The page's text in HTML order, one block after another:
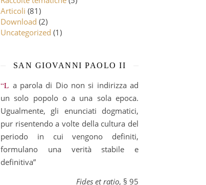
Articoli (81)
Download (2)
Uncategorized (1)
SAN GIOVANNI PAOLO II
“La parola di Dio non si indirizza ad
un solo popolo o a una sola epoca.
Ugualmente, gli enunciati dogmatici,
pur risentendo a volte della cultura del
periodo in cui vengono definiti,
formulano una verità stabile e
definitiva”
Fides et ratio, § 95